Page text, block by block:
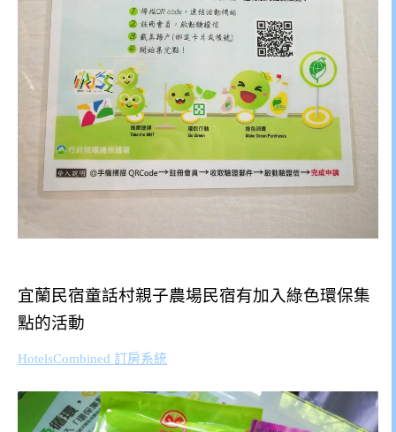
宜蘭民宿童話村親子農場民宿有加入綠色環保集
點的活動
HotelsCombined 訂房系統